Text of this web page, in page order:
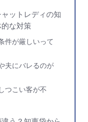
ットレディの知
な対策
件が厳しいって
夫にバレるのが
つこい客が不